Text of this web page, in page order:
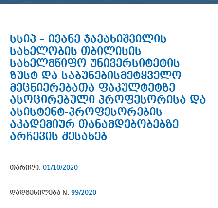
სსიპ – ივანე ჯავახიშვილის
სახელობის თბილისის
სახელმწიფო უნივერსიტეტის
ზუსტ და საბუნებისმეტყველო
მეცნიერებათა ფაკულტეტზე
ასოცირებული პროფესორისა და
ასისტენტ-პროფესორების
აკადემიურ თანამდებობებზე
არჩევის შესახებ
თარიღი: 01/10/2020
დადგენილება N: 99/2020